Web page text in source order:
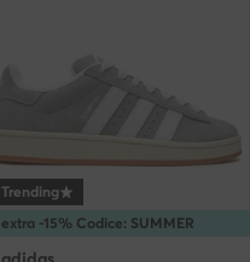
extra -15% Codice: SUMMER
Trending